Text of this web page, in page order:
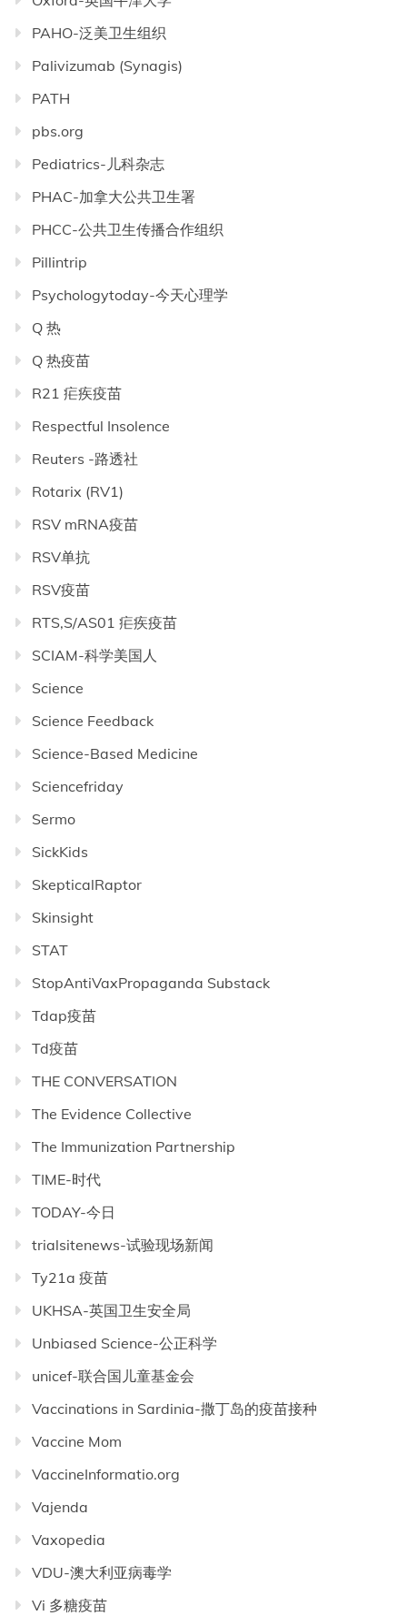
PAHO-泛美卫生组织
Palivizumab (Synagis)
PATH
pbs.org
Pediatrics-儿科杂志
PHAC-加拿大公共卫生署
PHCC-公共卫生传播合作组织
Pillintrip
Psychologytoday-今天心理学
Q 热
Q 热疫苗
R21 疟疾疫苗
Respectful Insolence
Reuters -路透社
Rotarix (RV1)
RSV mRNA疫苗
RSV单抗
RSV疫苗
RTS,S/AS01 疟疾疫苗
SCIAM-科学美国人
Science
Science Feedback
Science-Based Medicine
Sciencefriday
Sermo
SickKids
SkepticalRaptor
Skinsight
STAT
StopAntiVaxPropaganda Substack
Tdap疫苗
Td疫苗
THE CONVERSATION
The Evidence Collective
The Immunization Partnership
TIME-时代
TODAY-今日
trialsitenews-试验现场新闻
Ty21a 疫苗
UKHSA-英国卫生安全局
Unbiased Science-公正科学
unicef-联合国儿童基金会
Vaccinations in Sardinia-撒丁岛的疫苗接种
Vaccine Mom
VaccineInformatio.org
Vajenda
Vaxopedia
VDU-澳大利亚病毒学
Vi 多糖疫苗